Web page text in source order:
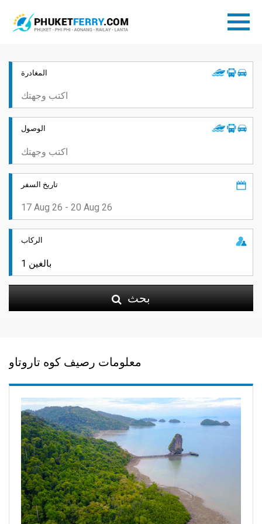
المغادرة
الوصول
تاريخ السفر
الركاب
بحث
معلومات رصيف كوه تاروتاو